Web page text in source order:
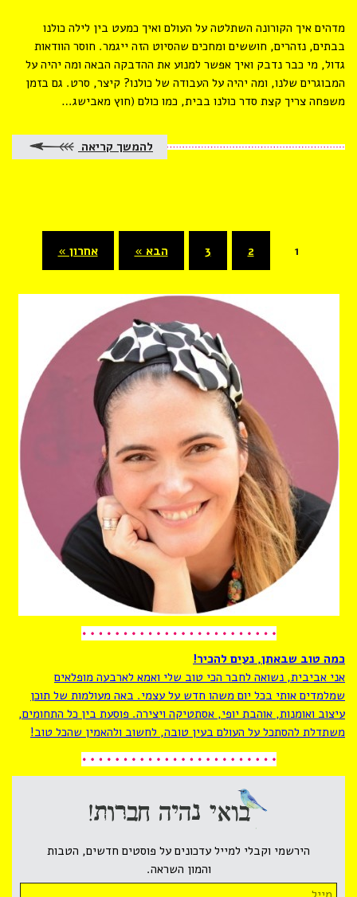
מדהים איך הקורונה השתלטה על העולם ואיך כמעט בין לילה כולנו
בבתים, נזהרים, חוששים ומחכים שהסיוט הזה ייגמר. חוסר הוודאות
גדול, מי כבר נדבק ואיך אפשר למנוע את ההדבקה הבאה ומה יהיה על
המבוגרים שלנו, ומה יהיה על העבודה של כולנו? קיצר, סרט. גם בזמן
משפחה צריך קצת סדר כולנו בבית, כמו כולם (חוץ מאבישג…
להמשך קריאה
1
2
3 הבא » אחרון »
כמה טוב שבאתן, נעים להכיר!
אני אביבית, נשואה לחבר הכי טוב שלי ואמא לארבעה מופלאים
שמלמדים אותי בכל יום משהו חדש על עצמי. באה מעולמות של תוכן
עיצוב ואומנות, אוהבת יופי, אסתטיקה ויצירה. פוסעת בין כל התחומים,
משתדלת להסתכל על העולם בעין טובה, לחשוב ולהאמין שהכל טוב!
הירשמי וקבלי למייל עדכונים על פוסטים חדשים, הטבות
והמון השראה.
Email